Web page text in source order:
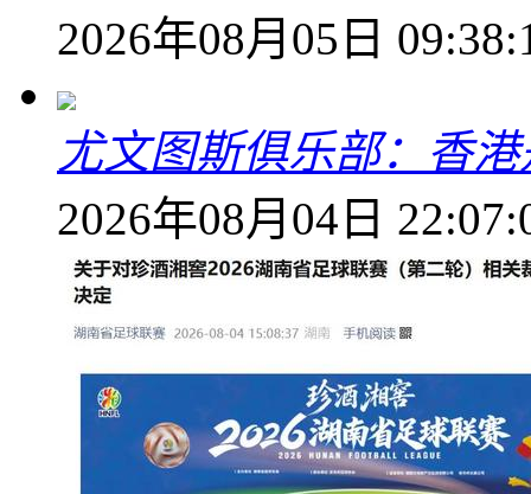
2026年08月05日
尤文图斯俱乐部：香
2026年08月04日